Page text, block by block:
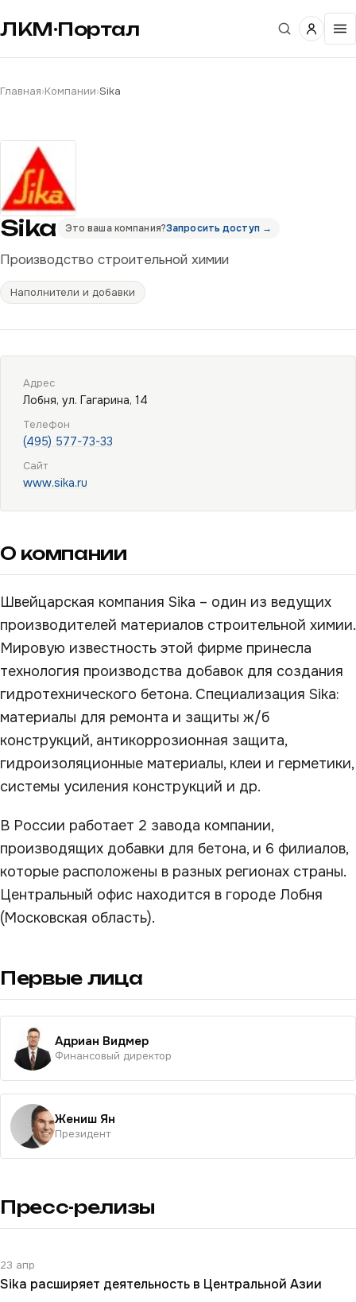
ЛКМ·Портал
Главная›Компании›Sika
Sika Это ваша компания?Запросить доступ →
Производство строительной химии
Наполнители и добавки
Адрес
Лобня, ул. Гагарина, 14
Телефон
(495) 577-73-33
Сайт
www.sika.ru
О компании
Швейцарская компания Sika – один из ведущих
производителей материалов строительной химии.
Мировую известность этой фирме принесла
технология производства добавок для создания
гидротехнического бетона. Специализация Sika:
материалы для ремонта и защиты ж/б
конструкций, антикоррозионная защита,
гидроизоляционные материалы, клеи и герметики,
системы усиления конструкций и др.
В России работает 2 завода компании,
производящих добавки для бетона, и 6 филиалов,
которые расположены в разных регионах страны.
Центральный офис находится в городе Лобня
(Московская область).
Первые лица
Адриан Видмер
Финансовый директор
Жениш Ян
Президент
Пресс-релизы
23 апр
Sika расширяет деятельность в Центральной Азии